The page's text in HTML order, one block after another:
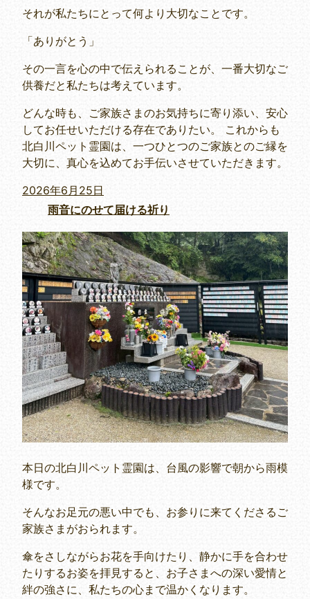
それが私たちにとって何より大切なことです。
「ありがとう」
その一言を心の中で伝えられることが、一番大切なご
供養だと私たちは考えています。
どんな時も、ご家族さまのお気持ちに寄り添い、安心
してお任せいただける存在でありたい。 これからも
北白川ペット霊園は、一つひとつのご家族とのご縁を
大切に、真心を込めてお手伝いさせていただきます。
投
2026年6月25日
雨音にのせて届ける祈り
本日の北白川ペット霊園は、台風の影響で朝から雨模
様です。
そんなお足元の悪い中でも、お参りに来てくださるご
家族さまがおられます。
傘をさしながらお花を手向けたり、静かに手を合わせ
たりするお姿を拝見すると、お子さまへの深い愛情と
絆の強さに、私たちの心まで温かくなります。